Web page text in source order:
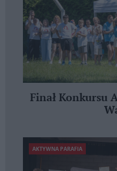
Finał Konkursu
AKTYWNA PARAFIA